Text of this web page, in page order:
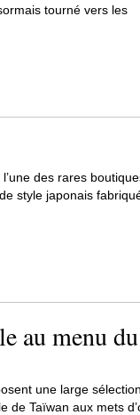
tourné vers les
des rares
style japonais
au menu
une large
de Taïwan aux mets